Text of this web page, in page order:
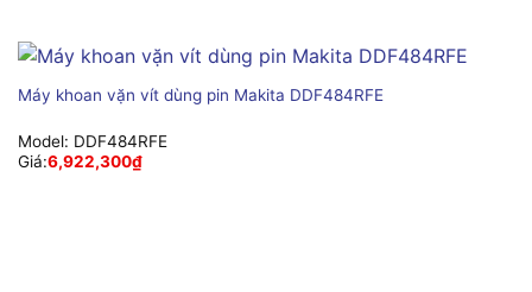
Máy khoan vặn vít dùng pin Makita DDF484RFE
Model: DDF484RFE
Giá:6,922,300₫